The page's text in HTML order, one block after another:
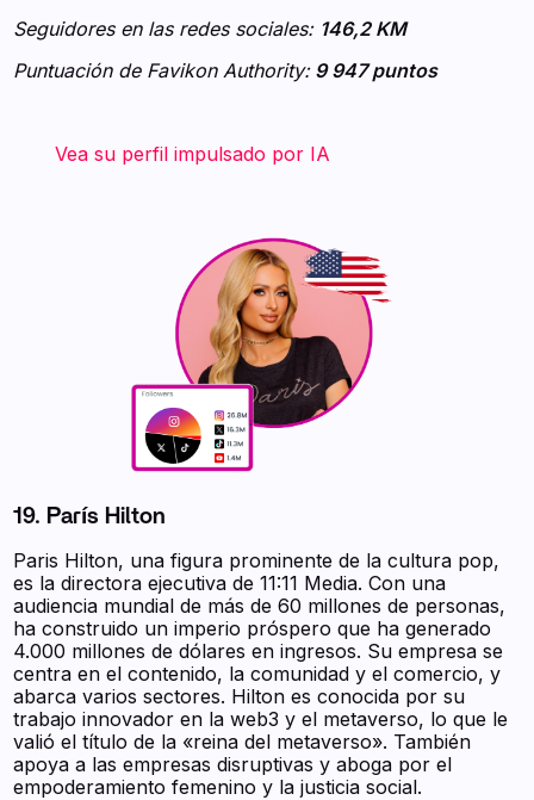
Seguidores en las redes sociales: 146,2 KM
Puntuación de Favikon Authority:9 947 puntos
‍ ‍ ‍ ‍ ‍ ‍ ‍ Vea su perfil impulsado por IA ‍ ‍ ‍
19. París Hilton
Paris Hilton, una figura prominente de la cultura pop,
es la directora ejecutiva de 11:11 Media. Con una
audiencia mundial de más de 60 millones de personas,
ha construido un imperio próspero que ha generado
4.000 millones de dólares en ingresos. Su empresa se
centra en el contenido, la comunidad y el comercio, y
abarca varios sectores. Hilton es conocida por su
trabajo innovador en la web3 y el metaverso, lo que le
valió el título de la «reina del metaverso». También
apoya a las empresas disruptivas y aboga por el
empoderamiento femenino y la justicia social.